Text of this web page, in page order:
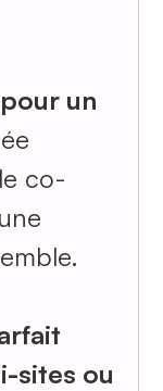
un
co-
sites ou